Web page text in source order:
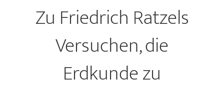
Zu Friedrich Ratzels
Versuchen, die
Erdkunde zu